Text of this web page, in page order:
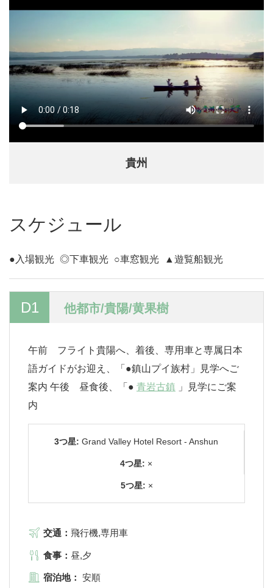
貴州
スケジュール
●入場観光 ◎下車観光 ○車窓観光 ▲遊覧船観光
D1 他都市/貴陽/黄果樹
午前 フライト貴陽へ、着後、専用車と専属日本
語ガイドがお迎え、「●鎮山プイ族村」見学へご
案内 午後 昼食後、「● 青岩古鎮 」見学にご案
内
3つ星: Grand Valley Hotel Resort - Anshun
4つ星: ×
5つ星: ×
交通： 飛行機,専用車
食事： 昼,夕
宿泊地： 安順